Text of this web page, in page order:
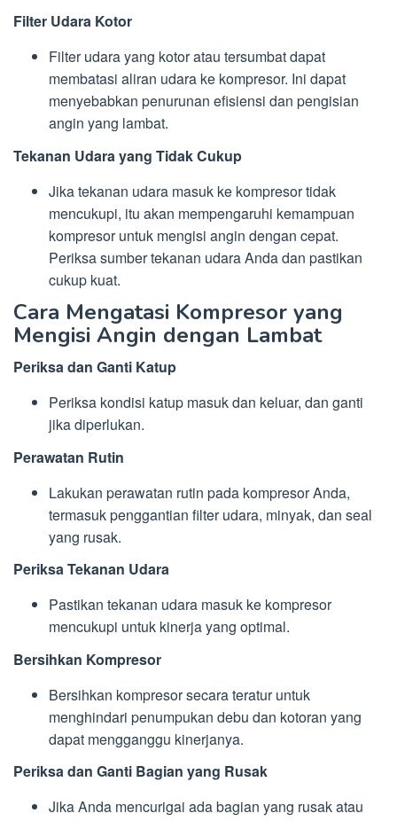
Filter Udara Kotor
Filter udara yang kotor atau tersumbat dapat
membatasi aliran udara ke kompresor. Ini dapat
menyebabkan penurunan efisiensi dan pengisian
angin yang lambat.
Tekanan Udara yang Tidak Cukup
Jika tekanan udara masuk ke kompresor tidak
mencukupi, itu akan mempengaruhi kemampuan
kompresor untuk mengisi angin dengan cepat.
Periksa sumber tekanan udara Anda dan pastikan
cukup kuat.
Cara Mengatasi Kompresor yang
Mengisi Angin dengan Lambat
Periksa dan Ganti Katup
Periksa kondisi katup masuk dan keluar, dan ganti
jika diperlukan.
Perawatan Rutin
Lakukan perawatan rutin pada kompresor Anda,
termasuk penggantian filter udara, minyak, dan seal
yang rusak.
Periksa Tekanan Udara
Pastikan tekanan udara masuk ke kompresor
mencukupi untuk kinerja yang optimal.
Bersihkan Kompresor
Bersihkan kompresor secara teratur untuk
menghindari penumpukan debu dan kotoran yang
dapat mengganggu kinerjanya.
Periksa dan Ganti Bagian yang Rusak
Jika Anda mencurigai ada bagian yang rusak atau